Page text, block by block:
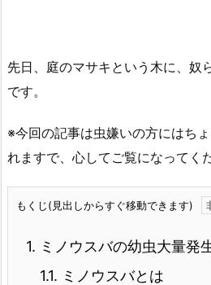
先日、庭のマサキという木に、奴
です。
※今回の記事は虫嫌いの方にはち
れますで、心してご覧になってく
もくじ(見出しからすぐ移動できます)
1. ミノウスバの幼虫大量発
1.1. ミノウスバとは